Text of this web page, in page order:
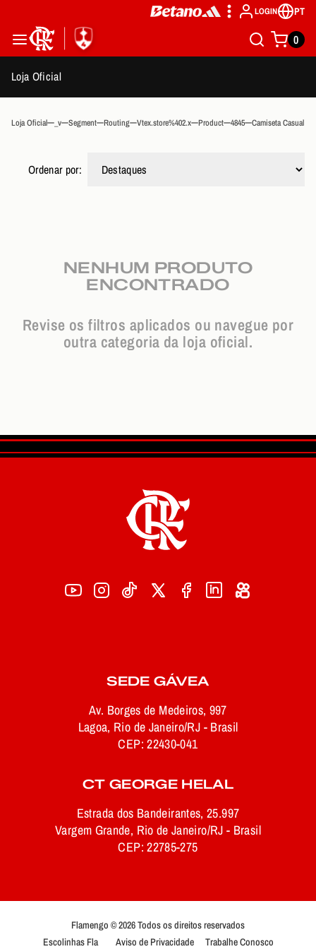
LOGIN PT
0
Loja Oficial
Loja Oficial _v Segment Routing Vtex.store%402.x Product 4845 Camiseta Casual
Ordenar por:
NENHUM PRODUTO
ENCONTRADO
Revise os filtros aplicados ou navegue por
outra categoria da loja oficial.
SEDE GÁVEA
Av. Borges de Medeiros, 997
Lagoa, Rio de Janeiro/RJ - Brasil
CEP: 22430-041
CT GEORGE HELAL
Estrada dos Bandeirantes, 25.997
Vargem Grande, Rio de Janeiro/RJ - Brasil
CEP: 22785-275
Flamengo © 2026 Todos os direitos reservados
Escolinhas Fla
Aviso de Privacidade Trabalhe Conosco